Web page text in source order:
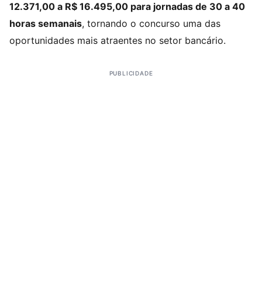
12.371,00 a R$ 16.495,00 para jornadas de 30 a 40
horas semanais, tornando o concurso uma das
oportunidades mais atraentes no setor bancário.
PUBLICIDADE